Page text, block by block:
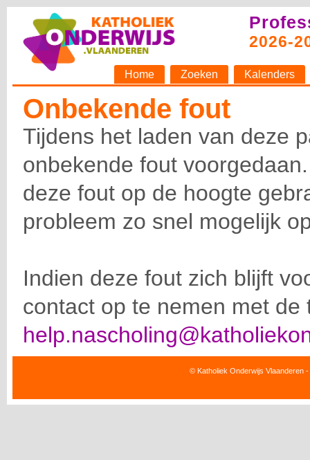
2026-
Home Zoeken Kalenders
Onbekende fout
Tijdens het laden van deze
onbekende fout
deze fout op de hoogte
probleem zo snel mogelijk
Indien deze fout zich blijft
contact op te nemen met de
© Katholiek Onderwijs Vlaanderen